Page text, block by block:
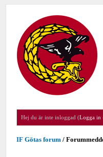
Hej du är inte inloggad (Logga in
IF Götas forum /